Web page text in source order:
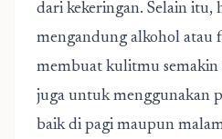
dari kekeringan. Selain
mengandung alkohol atau
membuat kulitmu semakin
juga untuk menggunakan
baik di pagi maupun